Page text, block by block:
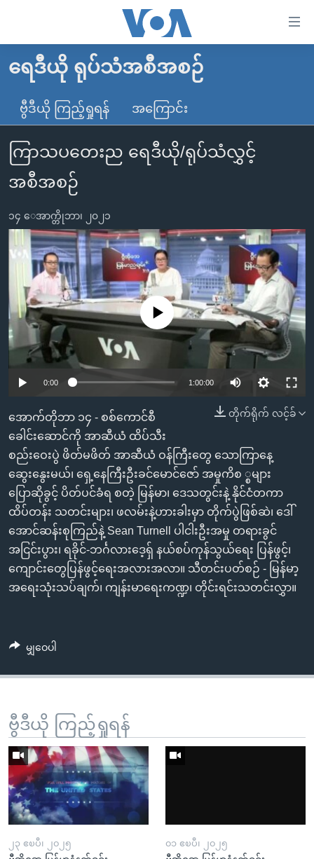
လွယ်ကူ
သည့်
Link
များ
ပင်မ
သို့
ကြည့်
ပင်မ
အ
ညွန်း
စာမျက်နှာ
ကြည့်
ရန်
ရှာဖွေ
ရန်
နေရာ
သို့
ကျော်
ရန်
မူလစာမျက်နှာ
မြန်မာ
ကမ္ဘာ့သတင်းများ
နိုင်ငံတကာ
အမေရိကန်
အစ္စရေး-ပါလက်စတိုင်း
ဗွီဒီယို
သတင်းလွတ်လပ်ခွင့်
ရပ်ဝန်းတခု လမ်းတခု အလွန်
အင်္ဂလိပ်စာလေ့လာမယ်
အမေရိကန်သုံးအီဒီယံ
မကြေးမုံရဲ့ အင်္ဂလိပ်စာ
ရုပ်ရှင်ထဲက အင်္ဂလိပ်စာ
သုတပဒေသာ အင်္ဂလိပ်စာ
အပတ်စဉ်ကဏ္ဍများ
ရေဒီယို
တီဗွီ
ရေဒီယိုနှင့်ရုပ်သံ အချက်အလက်များ
ရေဒီယို/တီဗွီအစီအစဉ်
Learning English
ဗွီအိုအေ လူမှုကွန်ယက်များ
ဘာသာစကားများ
ရေဒီယို ရုပ်သံအစီအစဉ်
ဗွီဒီယို ကြည့်ရှုရန် အကြောင်း
ကြာသပတေးည ရေဒီယို/ရုပ်သံလွှင့်
အစီအစဉ်
၁၄ ေအာက္တိုဘာ၊ ၂၀၂၁
No media source currently available
0:00 1:00:00
တိုက်ရိုက် လင့်ခ်
အောက်တိုဘာ ၁၄ - စစ်ကောင်စီ
ခေါင်းဆောင်ကို အာဆီယံ ထိပ်သီး
စည်းဝေးပွဲ ဖိတ်မဖိတ် အာဆီယံ ဝန်ကြီးတွေ သောကြာနေ့
ဆွေးနွေးမယ်၊ ရှေ့နေကြီးဦးခင်မောင်ဇော် အမှုကိစ ္စများ
ပြောဆိုခွင့် ပိတ်ပင်ခံရ စတဲ့ မြန်မာ၊ ဒေသတွင်းနဲ့ နိုင်ငံတကာ
ထိပ်တန်း သတင်းများ၊ ဖလမ်းနဲ့ဟားခါးမှာ တိုက်ပွဲဖြစ်ဆဲ၊ ဒေါ်
အောင်ဆန်းစုကြည်နဲ့ Sean Turnell ပါငါးဦးအမှု တရားခွင်
အငြင်းပွား၊ ရခိုင်-ဘင်္ဂလားဒေ့ရှ် နယ်စပ်ကုန်သွယ်ရေး ပြန်ဖွင့်၊
ကျောင်းတွေပြန်ဖွင့်ရေးအလားအလာ။ သီတင်းပတ်စဉ် - မြန်မာ့
အရေးသုံးသပ်ချက်၊ ကျန်းမာရေးကဏ္ဍ၊ တိုင်းရင်းသတင်းလွှာ။
မျှဝေပါ
ဗွီဒီယို ကြည့်ရှုရန်
၂၃ ဧၿပီ၊ ၂၀၂၅ ၀၁ ဧၿပီ၊ ၂၀၂၅